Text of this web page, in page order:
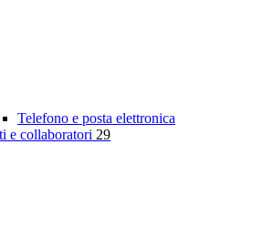
Telefono e posta elettronica
e collaboratori 29